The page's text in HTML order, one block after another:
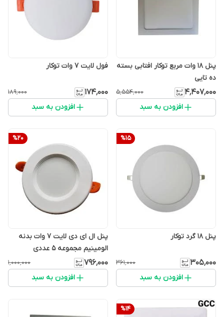
پنل 18 وات مربع توکار افتابی بسته
ده تایی
۴٬۴۰۷٬۰۰۰ ۵٬۵۵۴٬۰۰۰
افزودن به سبد
فول لایت 7 وات توکار
۱۷۴٬۰۰۰ ۱۸۹٬۰۰۰
افزودن به سبد
%15
پنل 18 گرد توکار
۳۰۵٬۰۰۰ ۳۶۱٬۰۰۰
افزودن به سبد
%20
پنل ال ای دی لایت 7 وات بدنه
الومینیم مجموعه ۵ عددی
۷۹۶٬۰۰۰ ۱٬۰۰۰٬۰۰۰
افزودن به سبد
%14